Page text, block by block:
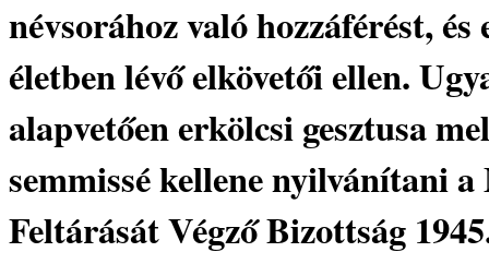
névsorához való hozzáférést,
életben lévő elkövetői ellen.
alapvetően erkölcsi gesztusa
semmissé kellene nyilvánítani
Feltárását Végző Bizottság